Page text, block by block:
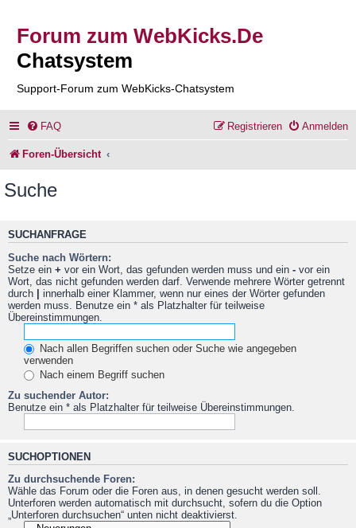
Forum zum WebKicks.De
Chatsystem
Support-Forum zum WebKicks-Chatsystem
FAQ Anmelden
Registrieren
Foren-Übersicht
Suche
SUCHANFRAGE
Suche nach Wörtern:
Setze ein + vor ein Wort, das gefunden werden muss und ein - vor ein
Wort, das nicht gefunden werden darf. Verwende mehrere Wörter getrennt
durch | innerhalb einer Klammer, wenn nur eines der Wörter gefunden
werden muss. Benutze ein * als Platzhalter für teilweise
Übereinstimmungen.
Nach allen Begriffen suchen oder Suche wie angegeben
verwenden
Nach einem Begriff suchen
Zu suchender Autor:
Benutze ein * als Platzhalter für teilweise Übereinstimmungen.
SUCHOPTIONEN
Zu durchsuchende Foren:
Wähle das Forum oder die Foren aus, in denen gesucht werden soll.
Unterforen werden automatisch mit durchsucht, sofern du die Option
„Unterforen durchsuchen“ unten nicht deaktivierst.